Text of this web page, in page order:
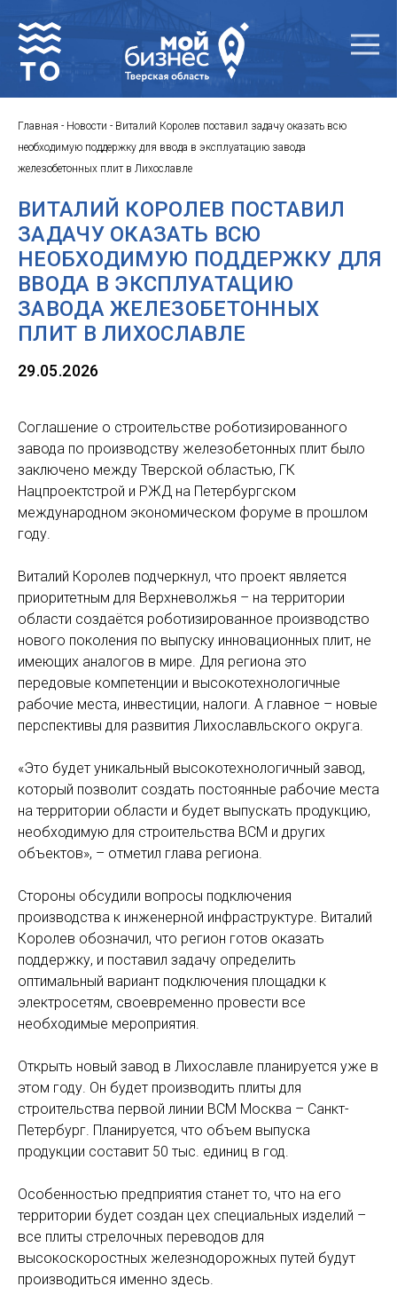
Главная - Новости - Виталий Королев поставил задачу оказать всю
необходимую поддержку для ввода в эксплуатацию завода
железобетонных плит в Лихославле
ВИТАЛИЙ КОРОЛЕВ ПОСТАВИЛ
ЗАДАЧУ ОКАЗАТЬ ВСЮ
НЕОБХОДИМУЮ ПОДДЕРЖКУ ДЛЯ
ВВОДА В ЭКСПЛУАТАЦИЮ
ЗАВОДА ЖЕЛЕЗОБЕТОННЫХ
ПЛИТ В ЛИХОСЛАВЛЕ
29.05.2026
Соглашение о строительстве роботизированного
завода по производству железобетонных плит было
заключено между Тверской областью, ГК
Нацпроектстрой и РЖД на Петербургском
международном экономическом форуме в прошлом
году.
Виталий Королев подчеркнул, что проект является
приоритетным для Верхневолжья – на территории
области создаётся роботизированное производство
нового поколения по выпуску инновационных плит, не
имеющих аналогов в мире. Для региона это
передовые компетенции и высокотехнологичные
рабочие места, инвестиции, налоги. А главное – новые
перспективы для развития Лихославльского округа.
«Это будет уникальный высокотехнологичный завод,
который позволит создать постоянные рабочие места
на территории области и будет выпускать продукцию,
необходимую для строительства ВСМ и других
объектов», – отметил глава региона.
Стороны обсудили вопросы подключения
производства к инженерной инфраструктуре. Виталий
Королев обозначил, что регион готов оказать
поддержку, и поставил задачу определить
оптимальный вариант подключения площадки к
электросетям, своевременно провести все
необходимые мероприятия.
Открыть новый завод в Лихославле планируется уже в
этом году. Он будет производить плиты для
строительства первой линии ВСМ Москва – Санкт-
Петербург. Планируется, что объем выпуска
продукции составит 50 тыс. единиц в год.
Особенностью предприятия станет то, что на его
территории будет создан цех специальных изделий –
все плиты стрелочных переводов для
высокоскоростных железнодорожных путей будут
производиться именно здесь.